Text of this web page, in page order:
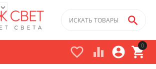
expand_more
0


 
